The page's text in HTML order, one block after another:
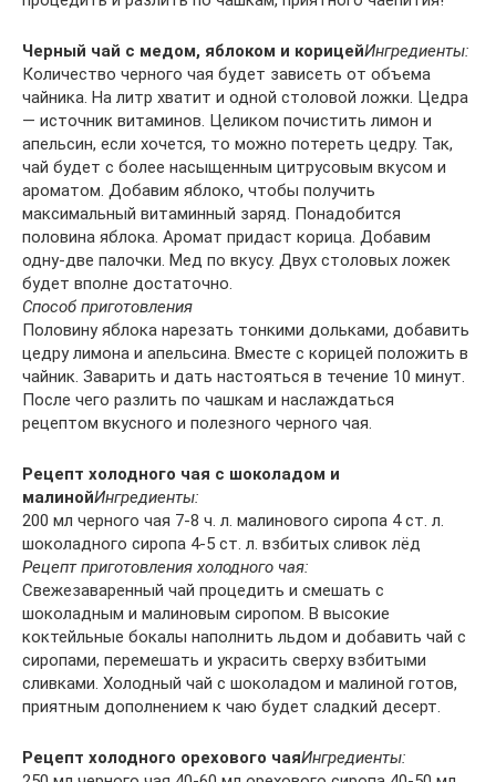
Черный чай с медом, яблоком и корицейИнгредиенты:
Количество черного чая будет зависеть от объема
чайника. На литр хватит и одной столовой ложки. Цедра
— источник витаминов. Целиком почистить лимон и
апельсин, если хочется, то можно потереть цедру. Так,
чай будет с более насыщенным цитрусовым вкусом и
ароматом. Добавим яблоко, чтобы получить
максимальный витаминный заряд. Понадобится
половина яблока. Аромат придаст корица. Добавим
одну-две палочки. Мед по вкусу. Двух столовых ложек
будет вполне достаточно.
Способ приготовления
Половину яблока нарезать тонкими дольками, добавить
цедру лимона и апельсина. Вместе с корицей положить в
чайник. Заварить и дать настояться в течение 10 минут.
После чего разлить по чашкам и наслаждаться
рецептом вкусного и полезного черного чая.
Рецепт холодного чая с шоколадом и
малинойИнгредиенты:
200 мл черного чая 7-8 ч. л. малинового сиропа 4 ст. л.
шоколадного сиропа 4-5 ст. л. взбитых сливок лёд
Рецепт приготовления холодного чая:
Свежезаваренный чай процедить и смешать с
шоколадным и малиновым сиропом. В высокие
коктейльные бокалы наполнить льдом и добавить чай с
сиропами, перемешать и украсить сверху взбитыми
сливками. Холодный чай с шоколадом и малиной готов,
приятным дополнением к чаю будет сладкий десерт.
Рецепт холодного орехового чаяИнгредиенты: